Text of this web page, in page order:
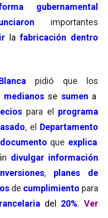
gubernamental
importantes
lafabricación dentro
pidió que los
medianos se sumen a
para el programa
, el Departamento
documento que explica
divulgar información
, planes de
de cumplimiento para
del 20%. Ver